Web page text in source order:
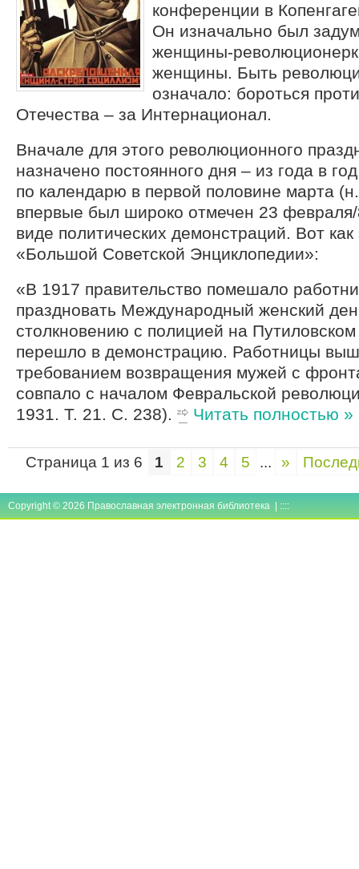
конференции в
Он изначально был
женщины-
женщины. Быть
означало: бороться
Отечества – за Интернационал.
Вначале для этого революционного
назначено постоянного дня – из года в
по календарю в первой половине марта
впервые был широко отмечен 23 февраля/
виде политических демонстраций. Вот
«Большой Советской Энциклопедии»:
«В 1917 правительство помешало
праздновать Международный женский
столкновению с полицией на
перешло в демонстрацию. Работницы
требованием возвращения мужей с
совпало с началом Февральской
1931. Т. 21. С. 238).
Читать полностью »
Страница 1 из 6 1 2 3 4 5 ... »
Copyright © 2026 Православная электронная библиотека | ::::